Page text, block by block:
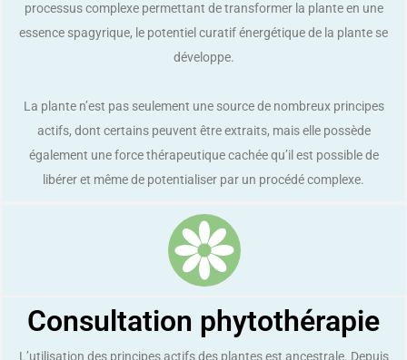
processus complexe permettant de transformer la plante en une
essence spagyrique, le potentiel curatif énergétique de la plante se
développe.
La plante n’est pas seulement une source de nombreux principes
actifs, dont certains peuvent être extraits, mais elle possède
également une force thérapeutique cachée qu’il est possible de
libérer et même de potentialiser par un procédé complexe.
Consultation phytothérapie
L’utilisation des principes actifs des plantes est ancestrale. Depuis